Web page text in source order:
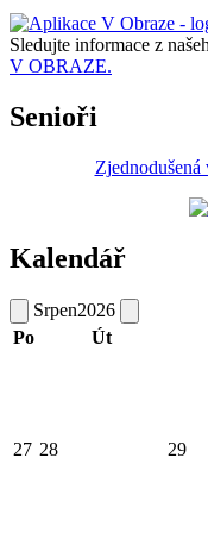
Sledujte informace z
V OBRAZE.
Senioři
Zjednodušená
Kalendář
Srpen2026
Po
Út
27 28 29